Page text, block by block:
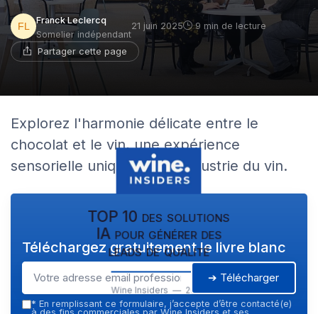
Franck Leclercq
Somelier indépendant
21 juin 2025 9 min de lecture
Partager cette page
Explorez l'harmonie délicate entre le
chocolat et le vin, une expérience
sensorielle unique dans l'industrie du vin.
TOP 10 des solutions
IA pour générer des
leads de qualité
Wine Insiders — 2026
Téléchargez gratuitement le livre blanc
➔ Télécharger
* En remplissant ce formulaire, j’accepte d’être contacté(e)